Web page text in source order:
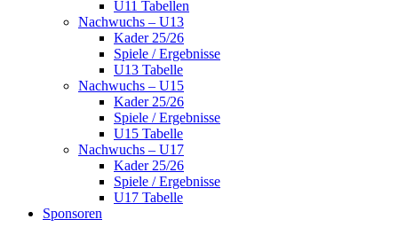
U11 Tabellen
Nachwuchs – U13
Kader 25/26
Spiele / Ergebnisse
U13 Tabelle
Nachwuchs – U15
Kader 25/26
Spiele / Ergebnisse
U15 Tabelle
Nachwuchs – U17
Kader 25/26
Spiele / Ergebnisse
U17 Tabelle
Sponsoren